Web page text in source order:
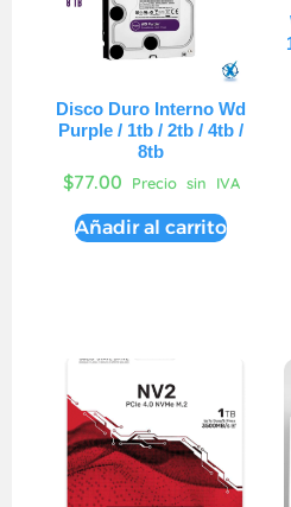
Disco Duro Interno Wd
Purple / 1tb / 2tb / 4tb /
8tb
$77.00 Precio sin IVA
Añadir al carrito